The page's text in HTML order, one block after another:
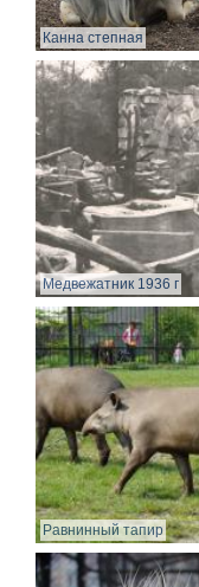
Канна степная
Медвежатник 1936 г
Равнинный тапир